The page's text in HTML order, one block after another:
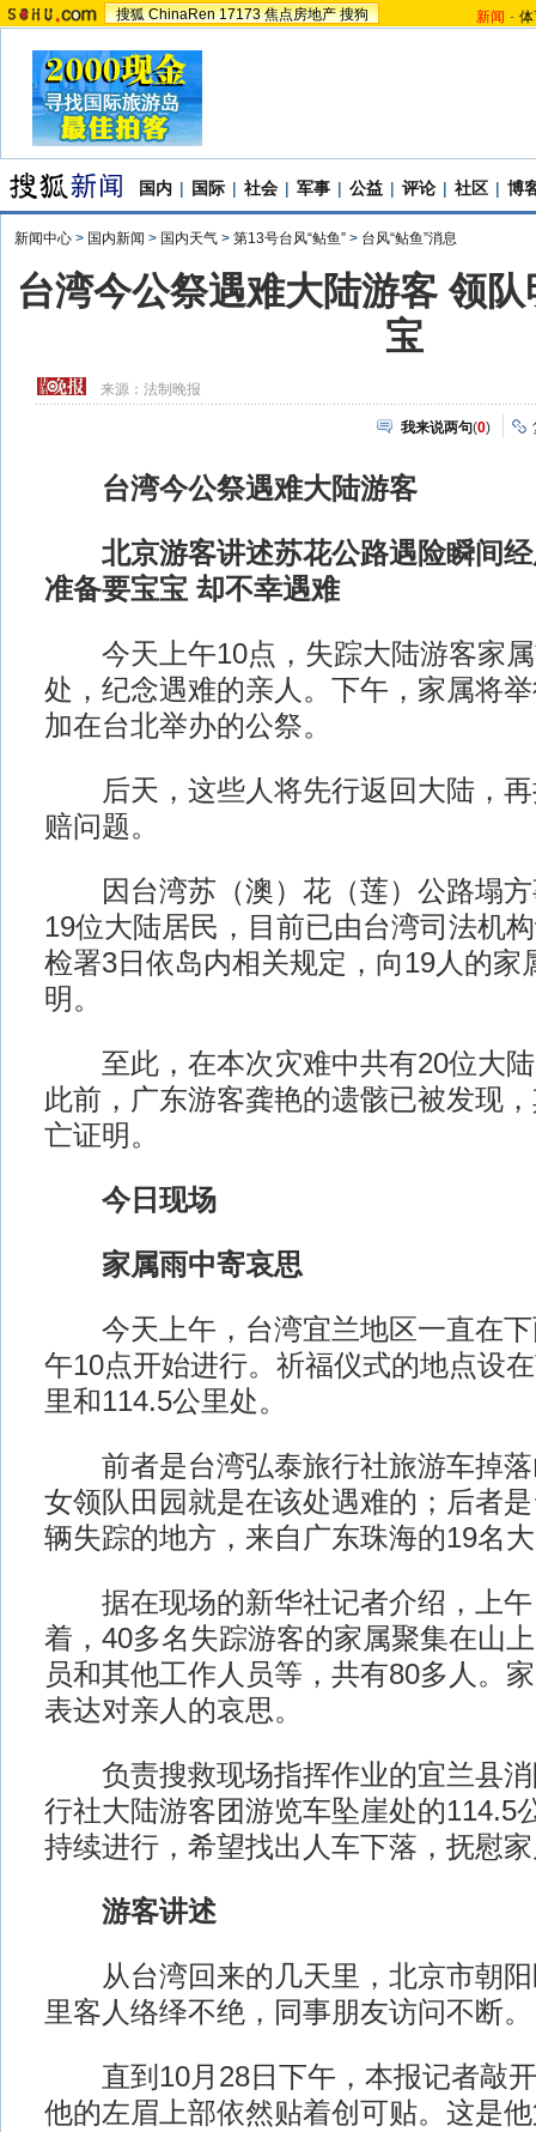
搜狐 ChinaRen 17173 焦点房地产 搜狗 新闻 -
国内 | 国际 | 社会 | 军事 | 公益 | 评论 | 社区 | 博
新闻中心 > 国内新闻 > 国内天气 > 第13号台风“鲇鱼” > 台风“鲇鱼”消息
台湾今公祭遇难大陆游客 领
宝
来源：法制晚报
我来说两句(0)
台湾今公祭遇难大陆游客
北京游客讲述苏花公路遇险瞬间经
准备要宝宝 却不幸遇难
今天上午10点，失踪大陆游客家属
处，纪念遇难的亲人。下午，家属将
加在台北举办的公祭。
后天，这些人将先行返回大陆，再
赔问题。
因台湾苏（澳）花（莲）公路塌方
19位大陆居民，目前已由台湾司法机
检署3日依岛内相关规定，向19人的家
明。
至此，在本次灾难中共有20位大陆
此前，广东游客龚艳的遗骸已被发现
亡证明。
今日现场
家属雨中寄哀思
今天上午，台湾宜兰地区一直在下
午10点开始进行。祈福仪式的地点设
里和114.5公里处。
前者是台湾弘泰旅行社旅游车掉落
女领队田园就是在该处遇难的；后者
辆失踪的地方，来自广东珠海的19名
据在现场的新华社记者介绍，上午
着，40多名失踪游客的家属聚集在山
员和其他工作人员等，共有80多人。
表达对亲人的哀思。
负责搜救现场指挥作业的宜兰县消
行社大陆游客团游览车坠崖处的114.5
持续进行，希望找出人车下落，抚慰
游客讲述
从台湾回来的几天里，北京市朝阳
里客人络绎不绝，同事朋友访问不断。
直到10月28日下午，本报记者敲开
他的左眉上部依然贴着创可贴。这是